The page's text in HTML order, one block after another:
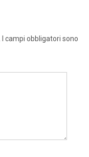
I campi obbligatori sono